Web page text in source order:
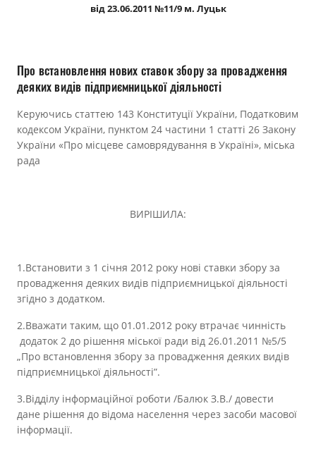
Документи
від 23.06.2011 №11/9 м. Луцьк
Про встановлення нових ставок збору за провадження
деяких видів підприємницької діяльності
Керуючись статтею 143 Конституції України, Податковим
кодексом України, пунктом 24 частини 1 статті 26 Закону
України «Про місцеве самоврядування в Україні», міська
рада
ВИРІШИЛА:
1.Встановити з 1 січня 2012 року нові ставки збору за
провадження деяких видів підприємницької діяльності
згідно з додатком.
2.Вважати таким, що 01.01.2012 року втрачає чинність
додаток 2 до рішення міської ради від 26.01.2011 №5/5
„Про встановлення збору за провадження деяких видів
підприємницької діяльності”.
3.Відділу інформаційної роботи /Балюк З.В./ довести
дане рішення до відома населення через засоби масової
інформації.